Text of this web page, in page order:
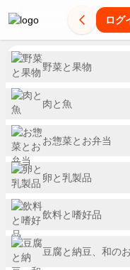
ログ
野菜と果物
肉と魚
お惣菜とお弁当
卵と乳製品
飲料と嗜好品
豆腐と納豆、和の